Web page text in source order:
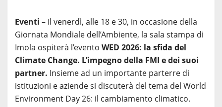
Eventi – Il venerdì, alle 18 e 30, in occasione della
Giornata Mondiale dell’Ambiente, la sala stampa di
Imola ospiterà l’evento WED 2026: la sfida del
Climate Change. L’impegno della FMI e dei suoi
partner. Insieme ad un importante parterre di
istituzioni e aziende si discuterà del tema del World
Environment Day 26: il cambiamento climatico.